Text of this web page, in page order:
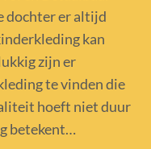
dochter er altijd
kan
zijn er
te vinden die
hoeft niet duur
betekent…